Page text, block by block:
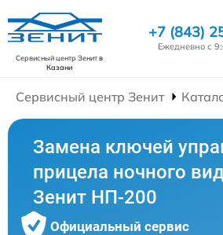
Сервисный центр Зенитв
Казани
+7 (843)
Ежедневно с
Сервисный центр Зенит
Замена ключей
прицела ночного
Зенит НП-200
Официальный сервис